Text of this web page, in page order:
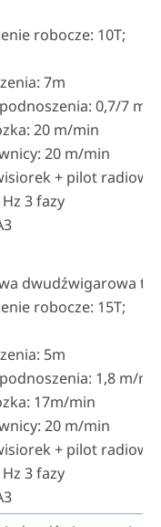
robocze: 10T;
7m
0,7/7 m/
20 m/min
20 m/min
+ pilot radiowy
3 fazy
dwudźwigarowa
robocze: 15T;
5m
1,8 m/
17m/min
20 m/min
+ pilot radiowy
3 fazy